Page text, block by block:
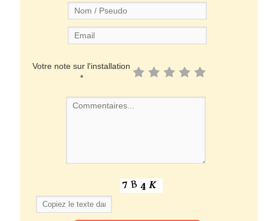
Votre note sur l'installation
*